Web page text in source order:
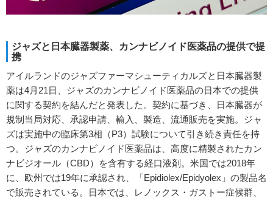
ジャズと日本臓器製薬、カンナビノイド医薬品の提供で提
携
アイルランドのジャズファーマシューティカルズと日本臓器製
薬は4月21日、ジャズのカンナビノイド医薬品の日本での提供
に関する契約を結んだと発表した。契約に基づき、日本臓器が
規制当局対応、承認申請、輸入、製造、流通販売を実施。ジャ
ズは実施中の臨床第3相（P3）試験について引き続き責任を持
つ。ジャズのカンナビノイド医薬品は、高度に精製されたカン
ナビジオール（CBD）を含有する経口液剤。米国では2018年
に、欧州では19年に承認され、「Epidiolex/Epidyolex」の製品名
で販売されている。日本では、レノックス・ガストー症候群、